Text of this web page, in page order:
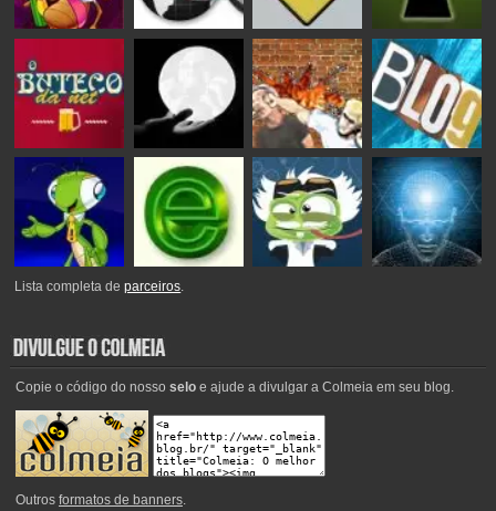
Lista completa deparceiros.
Copie o código do nosso seloe ajude a divulgar a Colmeia em seu blog.
Outros formatos de banners.